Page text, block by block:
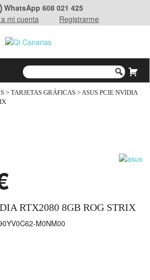
WhatsApp 608 021 425
mi cuenta
Registrarme
> TARJETAS GRÁFICAS > ASUS PCIE NVIDIA
RTX2080 8GB ROG STRIX
M0NM00